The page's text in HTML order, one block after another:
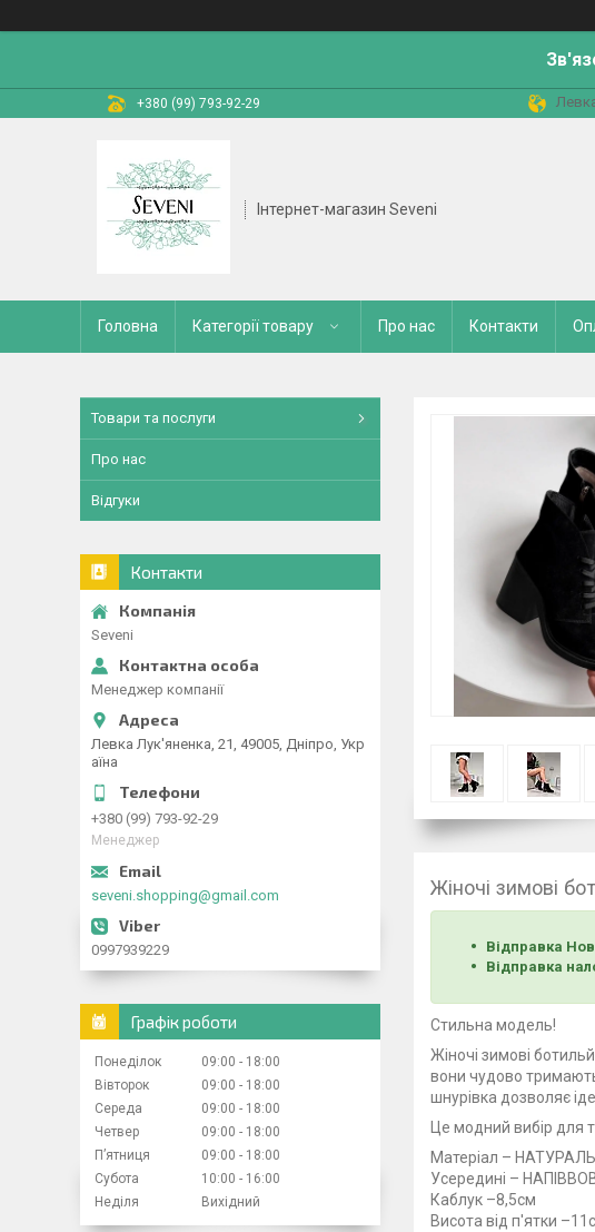
+380 (99) 793-92-29
Інтернет-магазин Seveni
Головна Категорії товару Про нас Контакти
Жіночі зимові
Відправка
Відправка
Стильна модель!
Жіночі зимові
вони чудово
шнурівка дозволяє
Це модний вибір для
Матеріал –
Усередині –
Каблук –8,5см
Висота від п'ятки
Товари та послуги
Про нас
Відгуки
Контакти
Seveni
Менеджер компанії
Левка Лук'яненка, 21, 49005, Дніпро, Укр
аїна
+380 (99) 793-92-29
Менеджер
seveni.shopping@gmail.com
0997939229
Графік роботи
Понеділок 09:00
18:00
Вівторок
09:00
18:00
Середа
09:00
18:00
Четвер
09:00
18:00
Пʼятниця
09:00
18:00
Субота
10:00
16:00
Неділя
Вихідний